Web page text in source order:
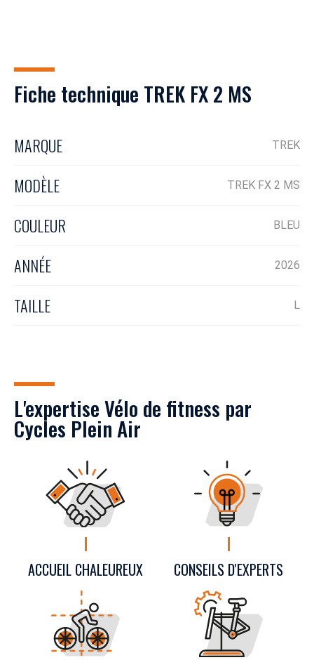
L'expertise Vélo de fitness par
Cycles Plein Air
ACCUEIL CHALEUREUX CONSEILS D'EXPERTS
Fiche technique TREK FX 2 MS
MARQUE TREK
MODÈLE TREK FX 2 MS
COULEUR BLEU
ANNÉE 2026
TAILLE L